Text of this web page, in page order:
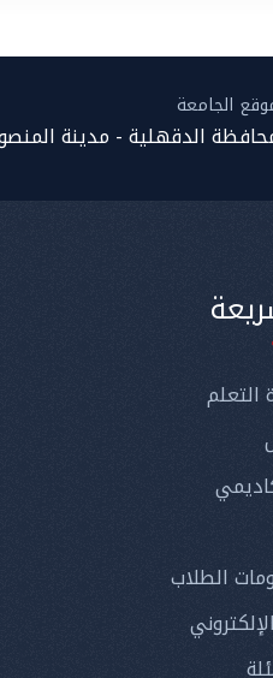
الجامعة
الدقهلية - مدينة
التعلم
الطلاب